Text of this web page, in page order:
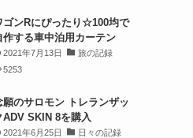
ゴンRにぴったり☆100均で
作する車中泊用カーテン
2021年7月13日
旅の記録
5253
願のサロモン トレランザッ
ADV SKIN 8を購入
2021年6月25日
日々の記録